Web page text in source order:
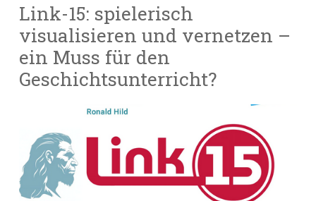
Link-15: spielerisch
visualisieren und vernetzen –
ein Muss für den
Geschichtsunterricht?